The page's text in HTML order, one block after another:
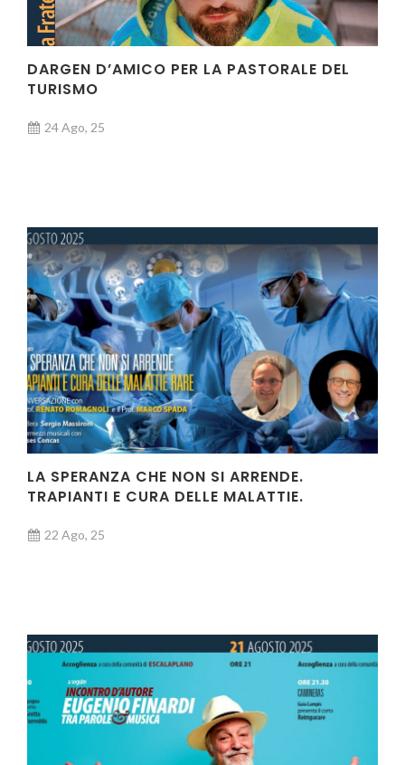
DARGEN D’AMICO PER LA PASTORALE DEL
TURISMO
24 Ago, 25
LA SPERANZA CHE NON SI ARRENDE.
TRAPIANTI E CURA DELLE MALATTIE.
22 Ago, 25